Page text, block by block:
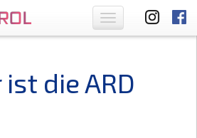
Toggle
navigation
die ARD